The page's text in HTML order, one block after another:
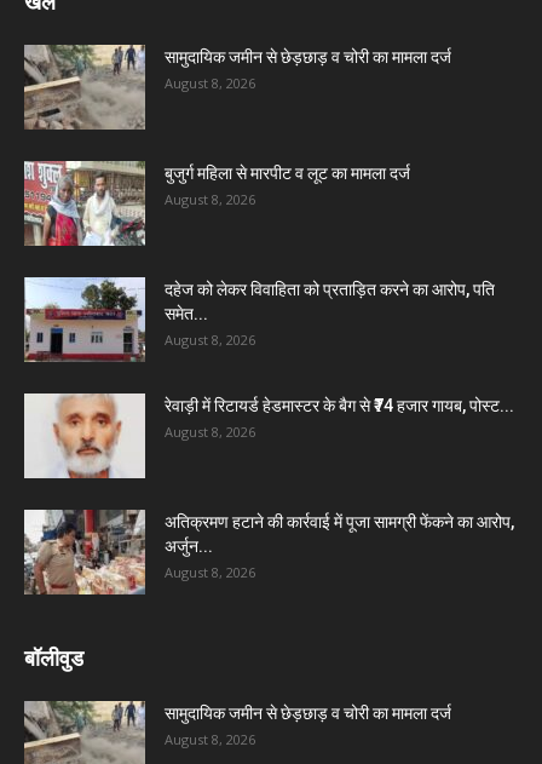
सामुदायिक जमीन से छेड़छाड़ व चोरी का मामला दर्ज
August 8, 2026
बुजुर्ग महिला से मारपीट व लूट का मामला दर्ज
August 8, 2026
दहेज को लेकर विवाहिता को प्रताड़ित करने का आरोप, पति
समेत...
August 8, 2026
रेवाड़ी में रिटायर्ड हेडमास्टर के बैग से ₹74 हजार गायब, पोस्ट...
August 8, 2026
अतिक्रमण हटाने की कार्रवाई में पूजा सामग्री फेंकने का आरोप,
अर्जुन...
August 8, 2026
बॉलीवुड
सामुदायिक जमीन से छेड़छाड़ व चोरी का मामला दर्ज
August 8, 2026